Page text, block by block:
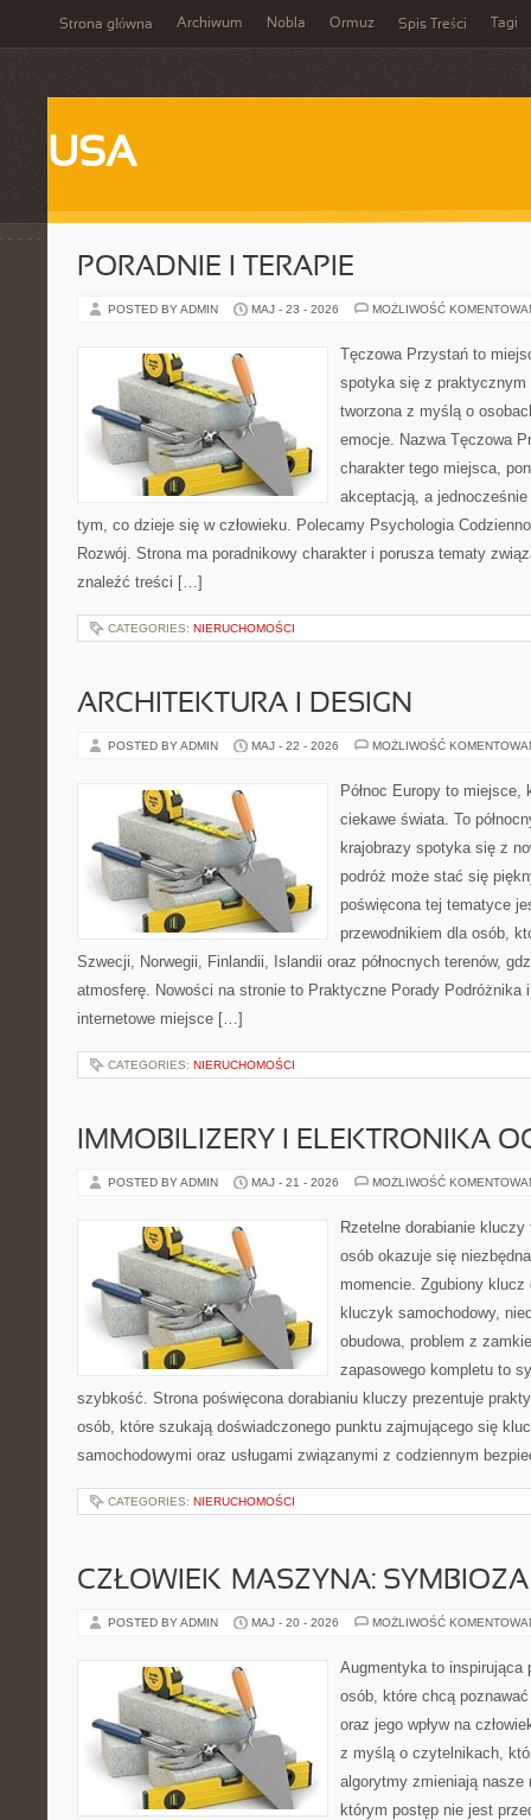
Strona główna Archiwum Nobla Ormuz Spis Treści Tagi
USA
PORADNIE I TERAPIE
POSTED BY ADMIN MAJ - 23 - 2026 MOŻLIWOŚĆ
Tęczowa Przystań to
spotyka się z praktycznym
tworzona z myślą o
emocje. Nazwa Tęczowa
charakter tego miejsca,
akceptacją, a
tym, co dzieje się w człowieku. Polecamy Psychologia
Rozwój. Strona ma poradnikowy charakter i porusza tematy
znaleźć treści […]
CATEGORIES: NIERUCHOMOŚCI
ARCHITEKTURA I DESIGN
POSTED BY ADMIN MAJ - 22 - 2026 MOŻLIWOŚĆ
Północ Europy to
ciekawe świata. To
krajobrazy spotyka się z
podróż może stać się
poświęcona tej tematyce
przewodnikiem dla osób,
Szwecji, Norwegii, Finlandii, Islandii oraz północnych terenów,
atmosferę. Nowości na stronie to Praktyczne Porady Podróżnika
internetowe miejsce […]
CATEGORIES: NIERUCHOMOŚCI
IMMOBILIZERY I ELEKTRONIKA
POSTED BY ADMIN MAJ - 21 - 2026 MOŻLIWOŚĆ
Rzetelne dorabianie kluczy
osób okazuje się
momencie. Zgubiony
kluczyk samochodowy,
obudowa, problem z
zapasowego kompletu to
szybkość. Strona poświęcona dorabianiu kluczy prezentuje
osób, które szukają doświadczonego punktu zajmującego się
samochodowymi oraz usługami związanymi z codziennym
CATEGORIES: NIERUCHOMOŚCI
CZŁOWIEK–MASZYNA: SYMBIOZA
POSTED BY ADMIN MAJ - 20 - 2026 MOŻLIWOŚĆ
Augmentyka to inspirująca
osób, które chcą
oraz jego wpływ na
z myślą o czytelnikach,
algorytmy zmieniają
którym postęp nie jest